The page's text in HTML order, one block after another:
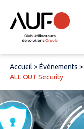
Accueil > Événements >
ALL OUT Security